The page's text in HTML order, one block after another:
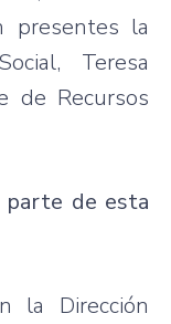
presentes la
Teresa
de Recursos
parte de esta
la Dirección